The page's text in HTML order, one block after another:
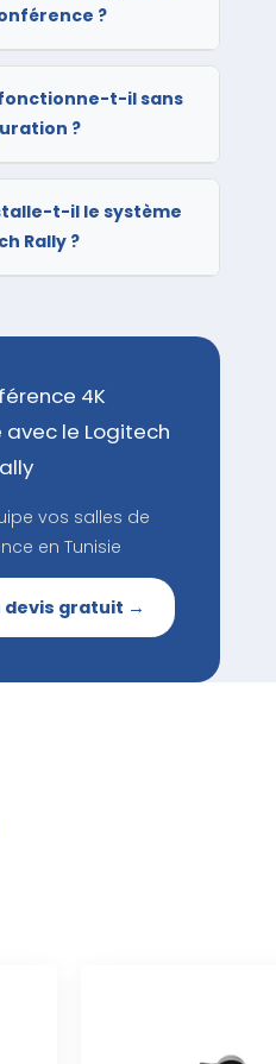
?
t-il sans
?
t-il le système
Rally ?
4K
le Logitech
vos salles de
en Tunisie
devis gratuit →